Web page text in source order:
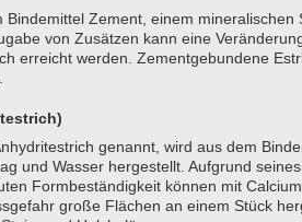
Zement, einem mineralischen
von Zusätzen kann eine
erreicht werden. Zementgebundene
genannt, wird aus dem
und Wasser hergestellt. Aufgrund
Formbeständigkeit können mit
große Flächen an einem Stück